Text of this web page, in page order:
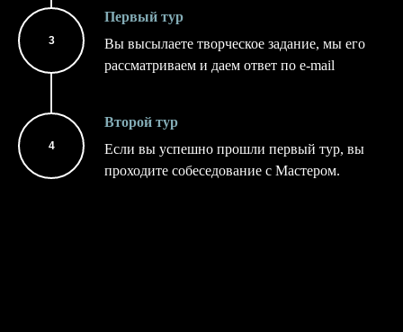
Первый тур
Вы высылаете творческое задание, мы его
рассматриваем и даем ответ по e-mail
Второй тур
Если вы успешно прошли первый тур, вы
проходите собеседование с Мастером.